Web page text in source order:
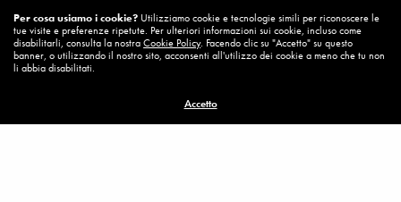
dalla nascita di altri due bambini. Pietro Sarubbi, compatibilmente con i
suoi impegni lavorativi, si reca volentieri in tutte le parrocchie italiane
che lo invitano a raccontare la sua conversione.
Leggendo il racconto della conversione di Pietro, il mio primo pensiero
fu per il vero Barabba. Anch’egli, infatti, incrociò lo sguardo di Gesù.
Per cosa usiamo i cookie? Utilizziamo cookie e tecnologie simili per riconoscere le
tue visite e preferenze ripetute. Per ulteriori informazioni sui cookie, incluso come
disabilitarli, consulta la nostraCookie Policy. Facendo clic su "Accetto" su questo
banner, o utilizzando il nostro sito, acconsenti all'utilizzo dei cookie a meno che tu non
li abbia disabilitati.
Accetto